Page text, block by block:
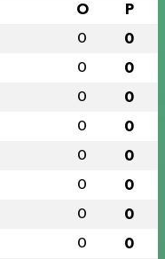
O P
0 0
0 0
0 0
0 0
0 0
0 0
0 0
0 0